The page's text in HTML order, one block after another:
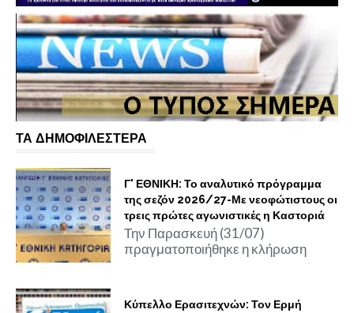
ΤΑ ΔΗΜΟΦΙΛΕΣΤΕΡΑ
Γ' ΕΘΝΙΚΗ: Το αναλυτικό πρόγραμμα
της σεζόν 2026/27-Με νεοφώτιστους οι
τρεις πρώτες αγωνιστικές η Καστοριά
Την Παρασκευή (31/07)
πραγματοποιήθηκε η κλήρωση
Κύπελλο Ερασιτεχνών: Τον Ερμή